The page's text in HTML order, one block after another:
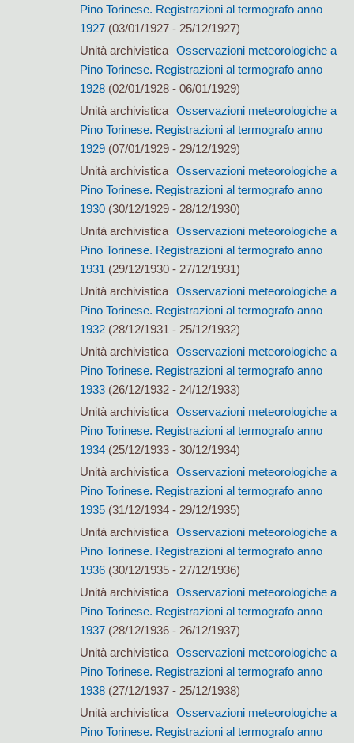
Pino Torinese. Registrazioni al termografo anno
1927(03/01/1927 - 25/12/1927)
Unità archivistica Osservazioni meteorologiche a
Pino Torinese. Registrazioni al termografo anno
1928(02/01/1928 - 06/01/1929)
Unità archivistica Osservazioni meteorologiche a
Pino Torinese. Registrazioni al termografo anno
1929(07/01/1929 - 29/12/1929)
Unità archivistica Osservazioni meteorologiche a
Pino Torinese. Registrazioni al termografo anno
1930(30/12/1929 - 28/12/1930)
Unità archivistica Osservazioni meteorologiche a
Pino Torinese. Registrazioni al termografo anno
1931 (29/12/1930 - 27/12/1931)
Unità archivistica Osservazioni meteorologiche a
Pino Torinese. Registrazioni al termografo anno
1932(28/12/1931 - 25/12/1932)
Unità archivistica Osservazioni meteorologiche a
Pino Torinese. Registrazioni al termografo anno
1933(26/12/1932 - 24/12/1933)
Unità archivistica Osservazioni meteorologiche a
Pino Torinese. Registrazioni al termografo anno
1934(25/12/1933 - 30/12/1934)
Unità archivistica Osservazioni meteorologiche a
Pino Torinese. Registrazioni al termografo anno
1935(31/12/1934 - 29/12/1935)
Unità archivistica Osservazioni meteorologiche a
Pino Torinese. Registrazioni al termografo anno
1936(30/12/1935 - 27/12/1936)
Unità archivistica Osservazioni meteorologiche a
Pino Torinese. Registrazioni al termografo anno
1937(28/12/1936 - 26/12/1937)
Unità archivistica Osservazioni meteorologiche a
Pino Torinese. Registrazioni al termografo anno
1938(27/12/1937 - 25/12/1938)
Unità archivistica Osservazioni meteorologiche a
Pino Torinese. Registrazioni al termografo anno